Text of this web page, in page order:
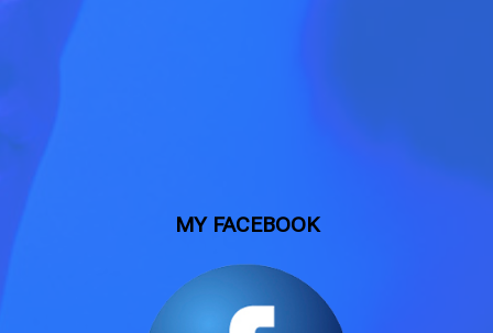
MY FACEBOOK